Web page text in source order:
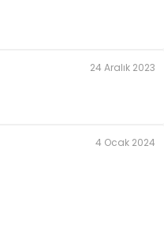
24 Aralık 2023
4 Ocak 2024